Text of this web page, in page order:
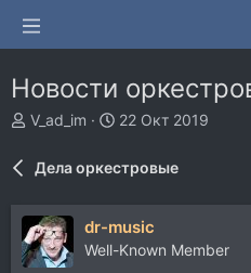
Новости
А
о
р
т
е
м
V_ad_im
Д
н
а
ч
22 Окт 2019
Дела оркестровые
dr-music
Well-Known Member